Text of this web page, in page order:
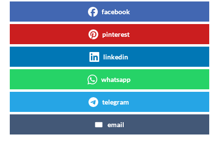
facebook
pinterest
linkedin
whatsapp
telegram
email